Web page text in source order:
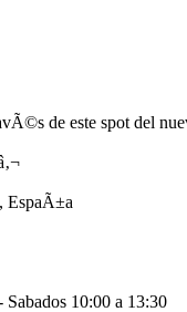
de este spot del
EspaÃ±a
10:00 a 13:30